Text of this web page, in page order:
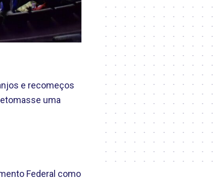
e recomeços
uma
Federal como